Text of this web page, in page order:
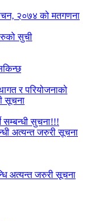
२०७४ को मतगणना
सुची
र परियोजनाको
सूचना
सम्बन्धी सुचना!!!
अत्यन्त जरुरी सूचना
अत्यन्त जरुरी सूचना